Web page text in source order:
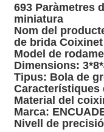
693 Paràmetres
miniatura
Nom del
de brida
Model de
Dimensions:
Tipus: Bola de
Característiques
Material del
Marca:
Nivell de